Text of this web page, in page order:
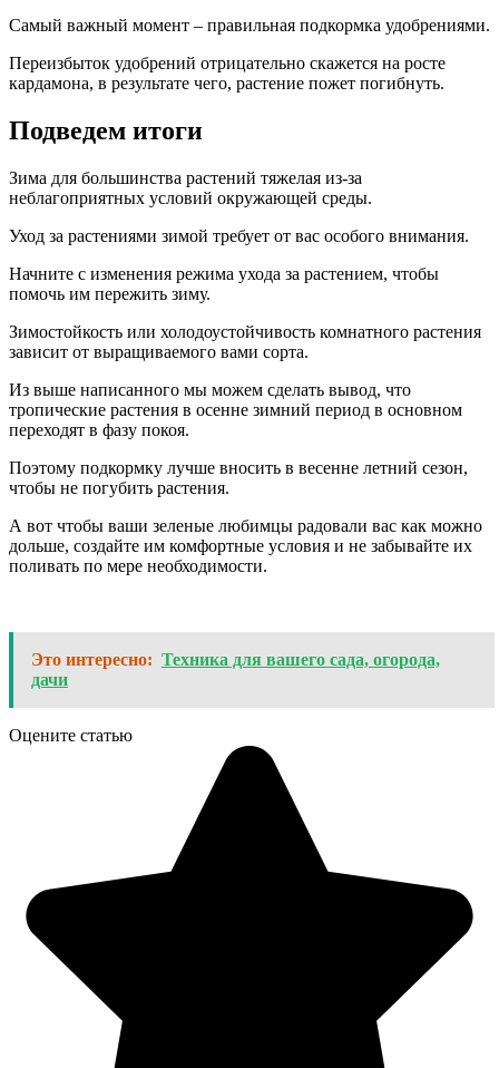
Самый важный момент – правильная подкормка удобрениями.
Переизбыток удобрений отрицательно скажется на росте
кардамона, в результате чего, растение пожет погибнуть.
Подведем итоги
Зима для большинства растений тяжелая из-за
неблагоприятных условий окружающей среды.
Уход за растениями зимой требует от вас особого внимания.
Начните с изменения режима ухода за растением, чтобы
помочь им пережить зиму.
Зимостойкость или холодоустойчивость комнатного растения
зависит от выращиваемого вами сорта.
Из выше написанного мы можем сделать вывод, что
тропические растения в осенне зимний период в основном
переходят в фазу покоя.
Поэтому подкормку лучше вносить в весенне летний сезон,
чтобы не погубить растения.
А вот чтобы ваши зеленые любимцы радовали вас как можно
дольше, создайте им комфортные условия и не забывайте их
поливать по мере необходимости.
Это интересно: Техника для вашего сада, огорода,
дачи
Оцените статью